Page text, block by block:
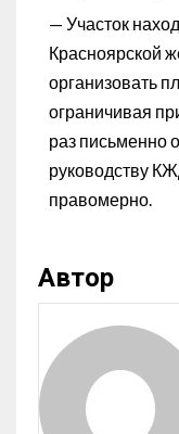
— Участок
Красноярской
организовать
ограничивая
раз письменно
руководству
правомерно.
Автор